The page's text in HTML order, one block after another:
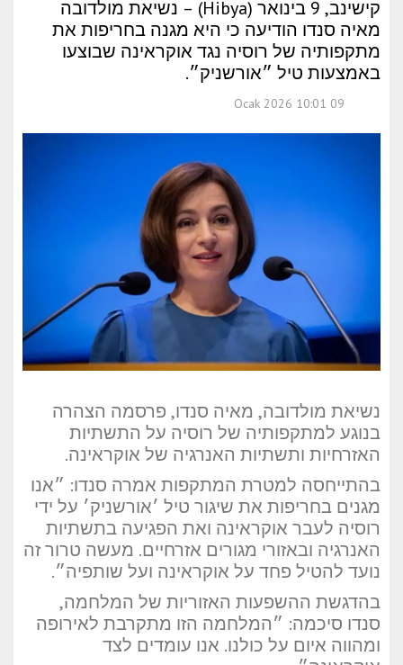
קישינב, 9 בינואר (Hibya) – נשיאת מולדובה
מאיה סנדו הודיעה כי היא מגנה בחריפות את
מתקפותיה של רוסיה נגד אוקראינה שבוצעו
באמצעות טיל ״אורשניק״.
09 Ocak 2026 10:01
נשיאת מולדובה, מאיה סנדו, פרסמה הצהרה
בנוגע למתקפותיה של רוסיה על התשתיות
האזרחיות ותשתיות האנרגיה של אוקראינה.
בהתייחסה למטרת המתקפות אמרה סנדו: ״אנו
מגנים בחריפות את שיגור טיל ׳אורשניק׳ על ידי
רוסיה לעבר אוקראינה ואת הפגיעה בתשתיות
האנרגיה ובאזורי מגורים אזרחיים. מעשה טרור זה
נועד להטיל פחד על אוקראינה ועל שותפיה״.
בהדגשת ההשפעות האזוריות של המלחמה,
סנדו סיכמה: ״המלחמה הזו מתקרבת לאירופה
ומהווה איום על כולנו. אנו עומדים לצד